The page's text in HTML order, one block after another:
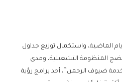
الماضية، واستكمال توزيع جداول
نضج المنظومة التشغيلية، ومدى
ضيوف الرحمن”، أحد برامج رؤية